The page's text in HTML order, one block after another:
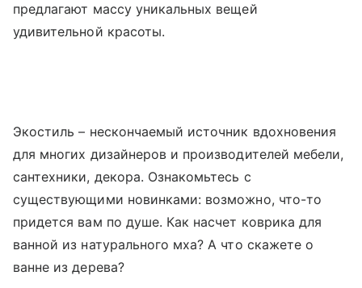
предлагают массу уникальных вещей
удивительной красоты.
Экостиль – нескончаемый источник вдохновения
для многих дизайнеров и производителей мебели,
сантехники, декора. Ознакомьтесь с
существующими новинками: возможно, что-то
придется вам по душе. Как насчет коврика для
ванной из натурального мха? А что скажете о
ванне из дерева?